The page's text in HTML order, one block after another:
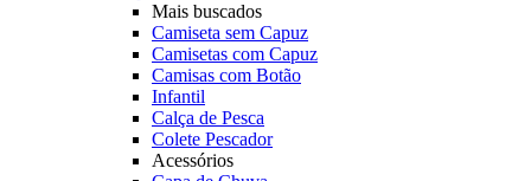
Mais buscados
Camiseta sem Capuz
Camisetas com Capuz
Camisas com Botão
Infantil
Calça de Pesca
Colete Pescador
Acessórios